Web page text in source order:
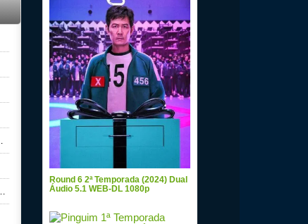
Round 6 2ª Temporada (2024) Dual
Áudio 5.1 WEB-DL 1080p